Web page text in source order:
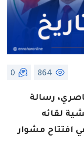
864
0
رسالة
لقائه
افتتاح مشوار